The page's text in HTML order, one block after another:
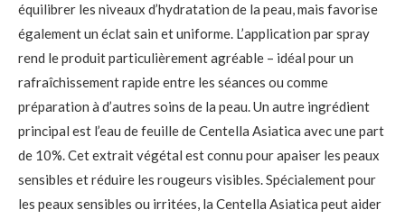
équilibrer les niveaux d’hydratation de la peau, mais favorise
également un éclat sain et uniforme. L’application par spray
rend le produit particulièrement agréable – idéal pour un
rafraîchissement rapide entre les séances ou comme
préparation à d’autres soins de la peau. Un autre ingrédient
principal est l’eau de feuille de Centella Asiatica avec une part
de 10%. Cet extrait végétal est connu pour apaiser les peaux
sensibles et réduire les rougeurs visibles. Spécialement pour
les peaux sensibles ou irritées, la Centella Asiatica peut aider